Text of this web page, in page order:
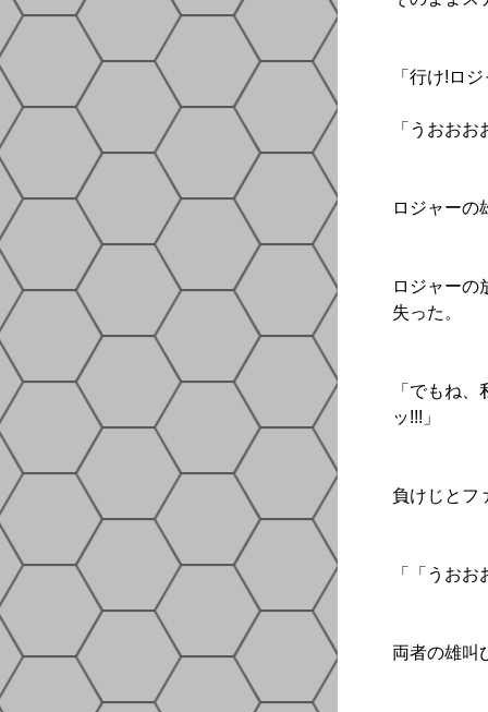
「行け!ロ
「うおおお
ロジャーの
ロジャーの
失った。
「でもね
ッ!!!」
負けじとフ
「「うお
両者の雄